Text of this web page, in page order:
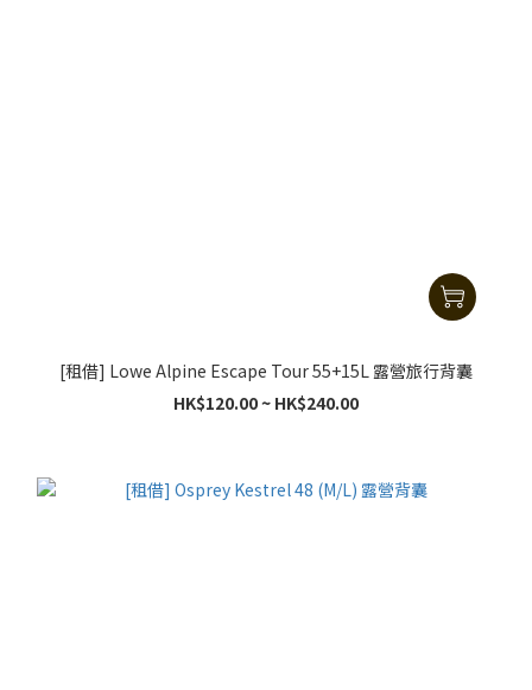
[租借] Lowe Alpine Escape Tour 55+15L 露營旅行背囊
HK$120.00 ~ HK$240.00